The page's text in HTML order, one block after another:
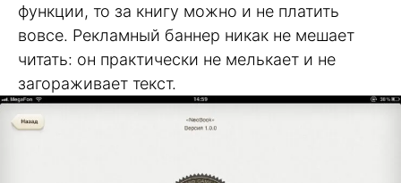
функции, то за книгу можно и не платить
вовсе. Рекламный баннер никак не мешает
читать: он практически не мелькает и не
загораживает текст.